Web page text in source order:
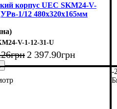
корпус UEC SKM24-V-
1/12 480х320х165мм
V-1-12-31-U
26грн 2 397.90грн
-